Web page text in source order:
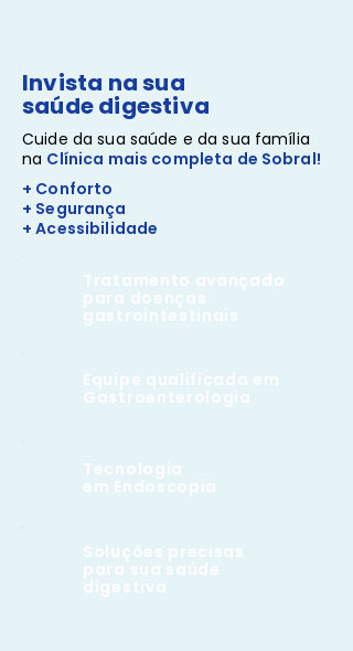
Invista na sua
saúde digestiva
Cuide da sua saúde e da sua família
na Clínica mais completa de Sobral!
+ Conforto
+ Segurança
+ Acessibilidade
Tratamento avançado
para doenças
gastrointestinais
Equipe qualificada em
Gastroenterologia
Tecnologia
em Endoscopia
Soluções precisas
para sua saúde
digestiva